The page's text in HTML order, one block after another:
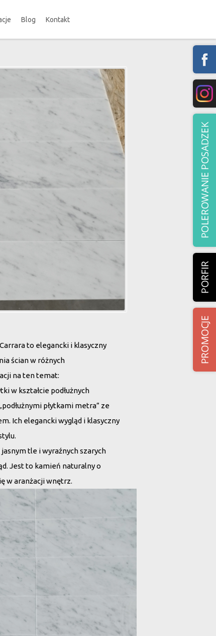
Blog Kontakt
to elegancki i klasyczny
ścian w różnych
na ten temat:
w kształcie podłużnych
płytkami metra” ze
Ich elegancki wygląd i klasyczny
tle i wyraźnych szarych
Jest to kamień naturalny o
w aranżacji wnętrz.